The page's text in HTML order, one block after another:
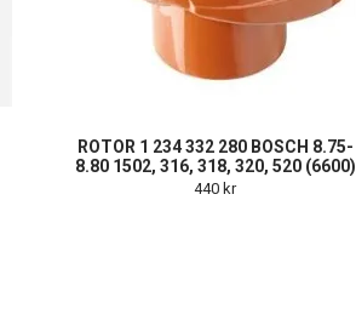
ROTOR 1 234 332 280 BOSCH 8.75-
8.80 1502, 316, 318, 320, 520 (6600)
440 kr